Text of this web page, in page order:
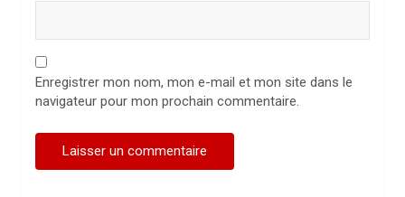
Enregistrer mon nom, mon e-mail et mon site dans le
navigateur pour mon prochain commentaire.